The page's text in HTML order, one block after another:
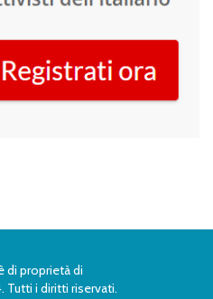
di proprietà di
Tutti i diritti riservati.